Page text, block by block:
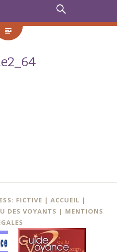
FICTIVE | ACCUEIL |
DES VOYANTS | MENTIONS